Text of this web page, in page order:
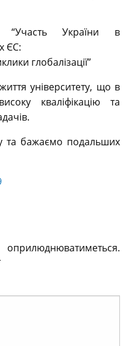
України в
ЄС:
глобалізації”
університету, що в
кваліфікацію та
та бажаємо подальших